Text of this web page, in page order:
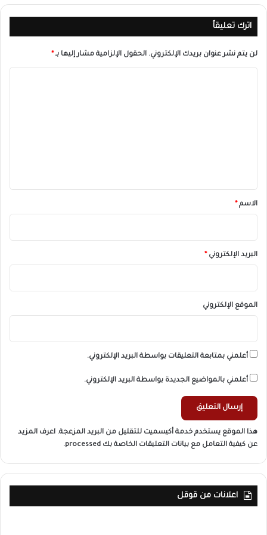
اترك تعليقاً
لن يتم نشر عنوان بريدك الإلكتروني. الحقول الإلزامية مشار إليها بـ*
*الاسم*
البريد الإلكتروني*
الموقع الإلكتروني
أعلمني بمتابعة التعليقات بواسطة البريد الإلكتروني.
أعلمني بالمواضيع الجديدة بواسطة البريد الإلكتروني.
هذا الموقع يستخدم خدمة أكيسميت للتقليل من البريد المزعجة. اعرف المزيد
عن كيفية التعامل مع بيانات التعليقات الخاصة بك processed
.
اعلانات من قوقل